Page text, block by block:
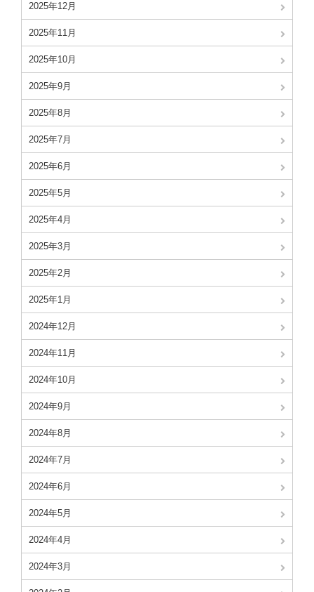
2025年12月
2025年11月
2025年10月
2025年9月
2025年8月
2025年7月
2025年6月
2025年5月
2025年4月
2025年3月
2025年2月
2025年1月
2024年12月
2024年11月
2024年10月
2024年9月
2024年8月
2024年7月
2024年6月
2024年5月
2024年4月
2024年3月